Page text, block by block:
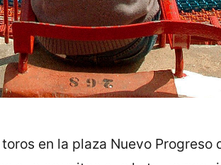
en la plaza Nuevo Progreso